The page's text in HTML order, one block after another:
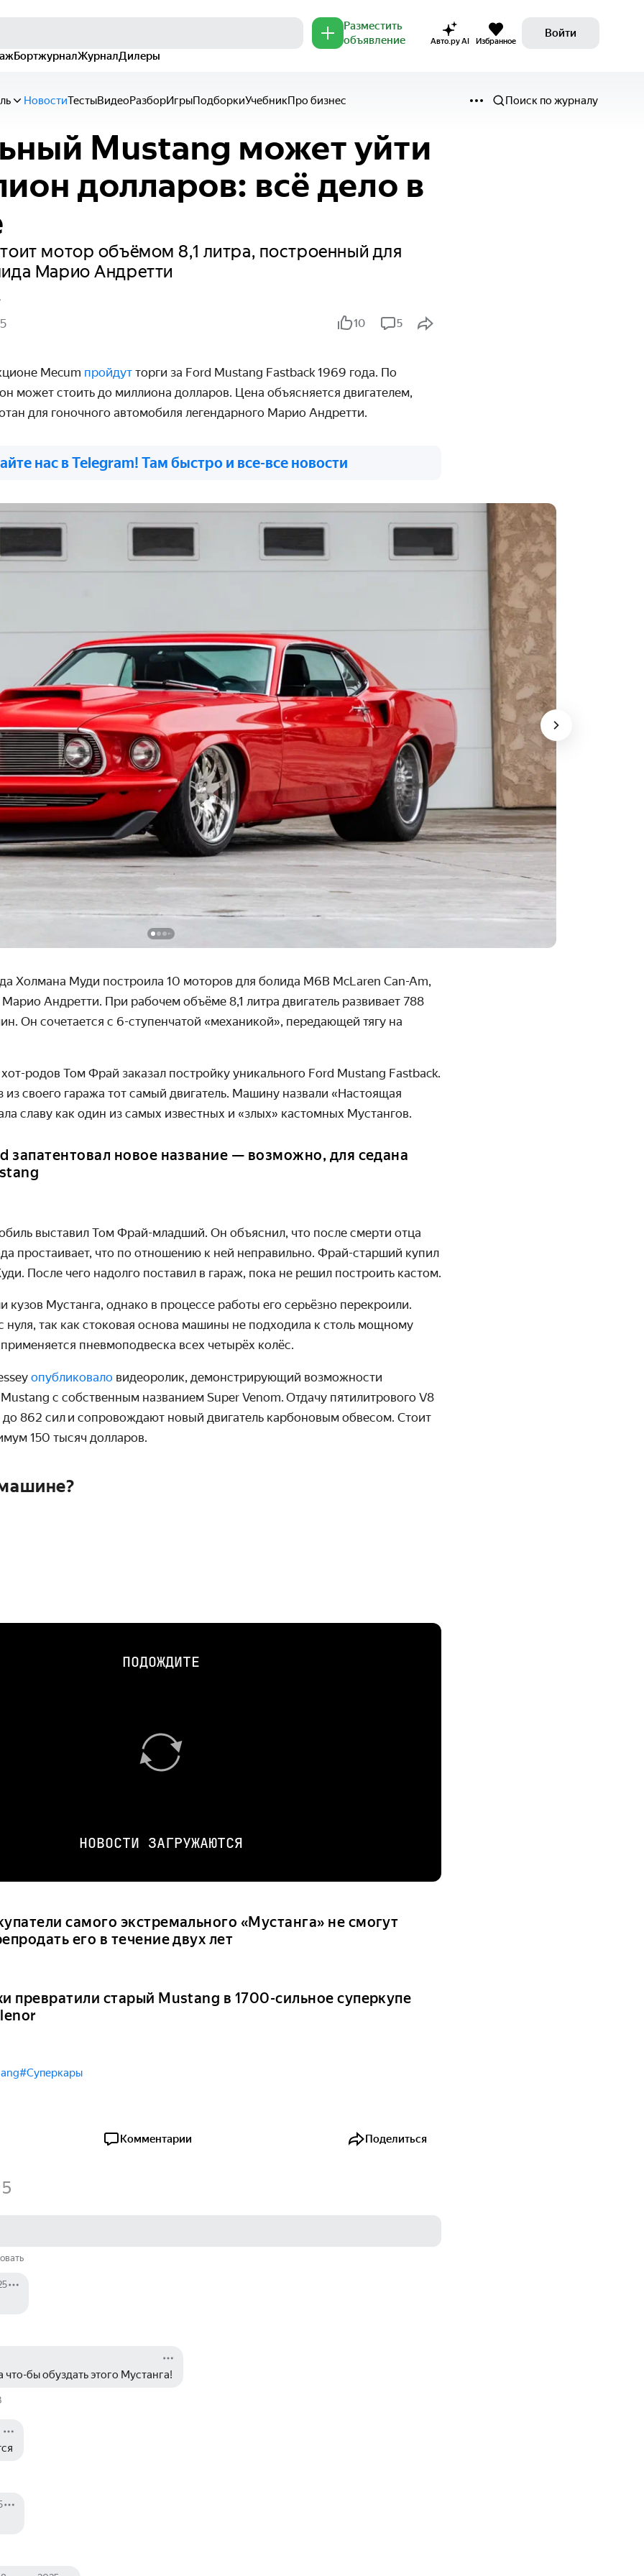
Разместить
объявление
Авто.ру AI Избранное
Войти
БортжурналЖурналДилеры
НовостиТестыВидеоРазборИгрыПодборкиУчебникПро бизнес Поиск по журналу
Mustang может уйти
долларов: всё дело в
мотор объёмом 8,1 литра, построенный для
Марио Андретти
10 5
Mecum пройдут торги за Ford Mustang Fastback 1969 года. По
может стоить до миллиона долларов. Цена объясняется двигателем,
для гоночного автомобиля легендарного Марио Андретти.
нас в Telegram! Там быстро и все-все новости
Холмана Муди построила 10 моторов для болида M6B McLaren Can-Am,
Андретти. При рабочем объёме 8,1 литра двигатель развивает 788
Он сочетается с 6-ступенчатой «механикой», передающей тягу на
родов Том Фрай заказал постройку уникального Ford Mustang Fastback.
из своего гаража тот самый двигатель. Машину назвали «Настоящая
славу как один из самых известных и «злых» кастомных Мустангов.
запатентовал новое название — возможно, для седана
выставил Том Фрай-младший. Он объяснил, что после смерти отца
простаивает, что по отношению к ней неправильно. Фрай-старший купил
После чего надолго поставил в гараж, пока не решил построить кастом.
кузов Мустанга, однако в процессе работы его серьёзно перекроили.
нуля, так как стоковая основа машины не подходила к столь мощному
пневмоподвеска всех четырёх колёс.
опубликовало видеоролик, демонстрирующий возможности
с собственным названием Super Venom. Отдачу пятилитрового V8
862 сил и сопровождают новый двигатель карбоновым обвесом. Стоит
150 тысяч долларов.
ПОДОЖДИТЕ
НОВОСТИ ЗАГРУЖАЮТСЯ
самого экстремального «Мустанга» не смогут
его в течение двух лет
превратили старый Mustang в 1700-сильное суперкупе
#Суперкары
Комментарии Поделиться
5
бы обуздать этого Мустанга!